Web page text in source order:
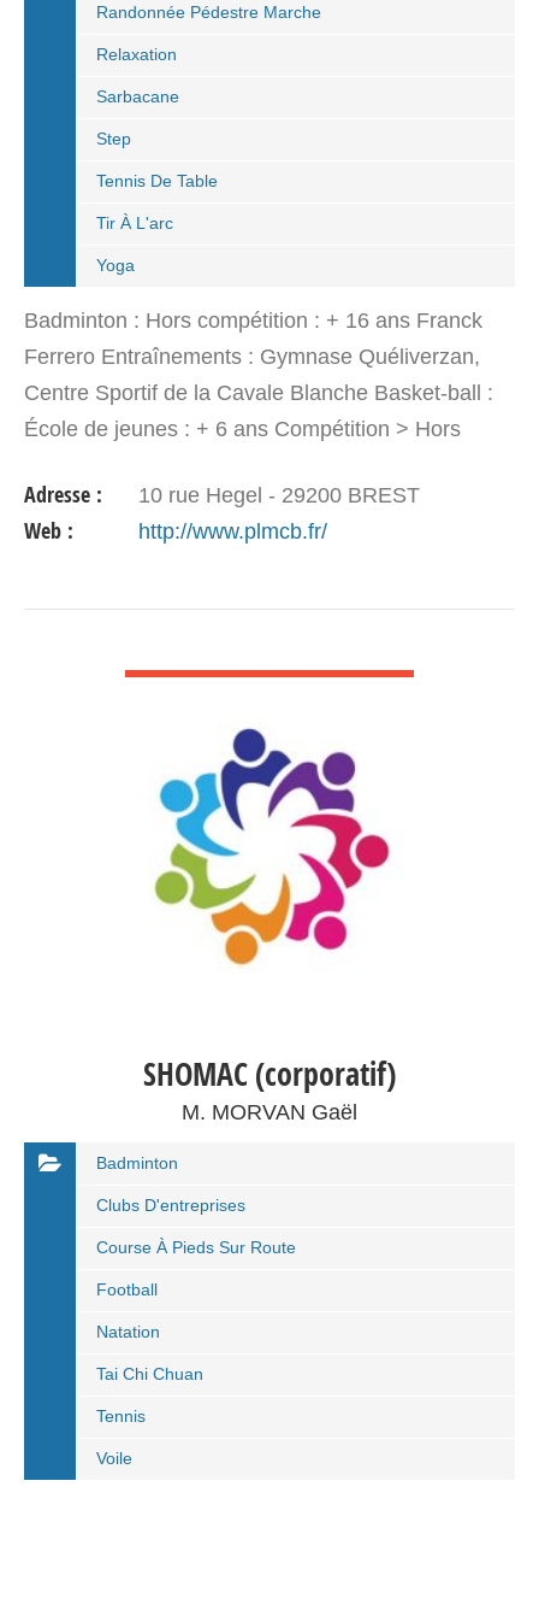
Randonnée Pédestre Marche
Relaxation
Sarbacane
Step
Tennis De Table
Tir À L'arc
Yoga
Badminton : Hors compétition : + 16 ans Franck
Ferrero Entraînements : Gymnase Quéliverzan,
Centre Sportif de la Cavale Blanche Basket-ball :
École de jeunes : + 6 ans Compétition > Hors
86 43…
Adresse : 10 rue Hegel - 29200 BREST
Web : http://www.plmcb.fr/
SHOMAC (corporatif)
M. MORVAN Gaël
Badminton
Clubs D'entreprises
Course À Pieds Sur Route
Football
Natation
Tai Chi Chuan
Tennis
Voile